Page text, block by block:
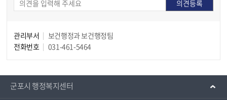
관리부서
보건행정과 보건행정팀
전화번호
031-461-5464
군포시 행정복지센터